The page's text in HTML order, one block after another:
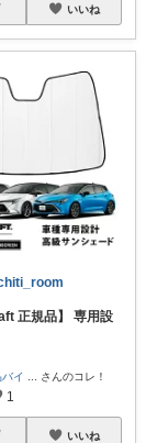
いいね
正規品】 専用設
イ さんのコレ！
1
いいね